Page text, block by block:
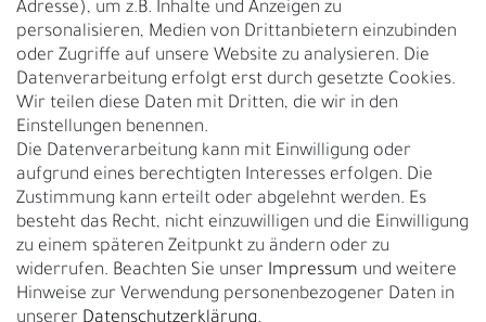
UNTERNEHMEN
Nachhaltigkeit
Kontakt
Über uns
Rückgabe
Gürtelgröße messen
Garantie
GESCHÄFTSKUNDEN & HÄNDLER
B2B Geschäftskunden
Adresse), um z.B. Inhalte und Anzeigen zu
personalisieren, Medien von Drittanbietern einzubinden
oder Zugriffe auf unsere Website zu analysieren. Die
Datenverarbeitung erfolgt erst durch gesetzte Cookies.
Wir teilen diese Daten mit Dritten, die wir in den
Einstellungen benennen.
Die Datenverarbeitung kann mit Einwilligung oder
aufgrund eines berechtigten Interesses erfolgen. Die
Zustimmung kann erteilt oder abgelehnt werden. Es
besteht das Recht, nicht einzuwilligen und die Einwilligung
zu einem späteren Zeitpunkt zu ändern oder zu
widerrufen. Beachten Sie unser Impressum und weitere
Hinweise zur Verwendung personenbezogener Daten in